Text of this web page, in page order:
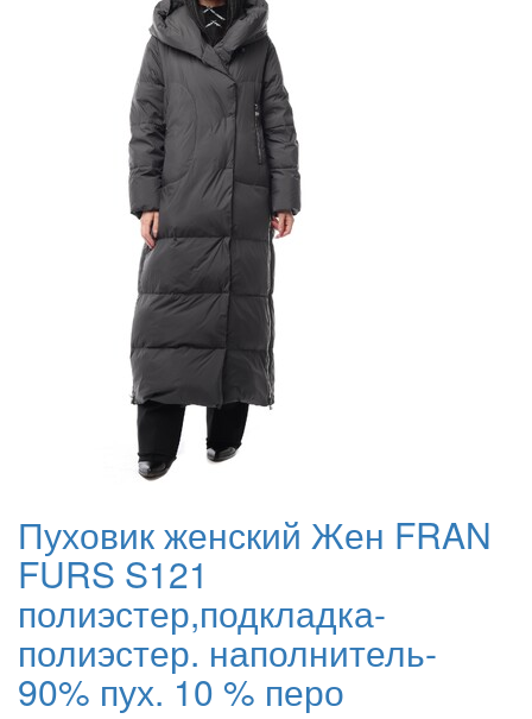
Пуховик женский Жен FRAN
FURS S121
полиэстер,подкладка-
полиэстер. наполнитель-
90% пух. 10 % перо